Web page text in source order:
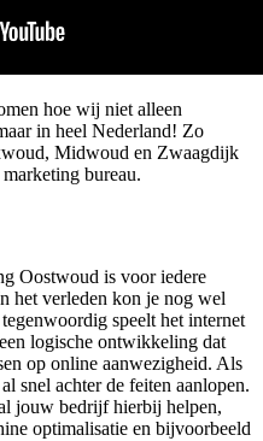
hoe wij niet alleen
in heel Nederland! Zo
Midwoud en Zwaagdijk
bureau.
Oostwoud is voor iedere
het verleden kon je nog wel
speelt het internet
logische ontwikkeling dat
op online aanwezigheid. Als
snel achter de feiten aanlopen.
jouw bedrijf hierbij helpen,
optimalisatie en bijvoorbeeld